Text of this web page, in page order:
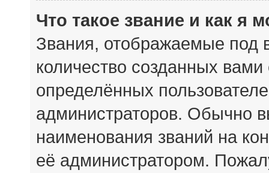
Что такое звание и как я
Звания, отображаемые
количество созданных
определённых
администраторов. Обычно
наименования званий на
её администратором.